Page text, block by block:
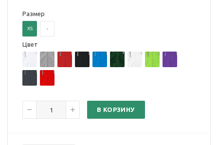
Размер
XS -
Цвет
В КОРЗИНУ